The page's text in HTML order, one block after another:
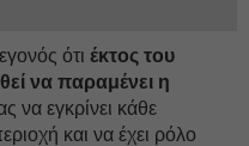
ότι έκτος του
να παραμένει η
να εγκρίνει κάθε
και να έχει ρόλο